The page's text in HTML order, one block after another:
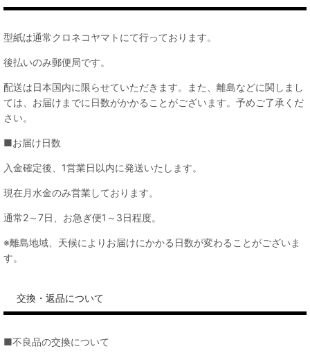
型紙は通常クロネコヤマトにて行っております。
後払いのみ郵便局です。
配送は日本国内に限らせていただきます。また、離島などに関しまし
ては、お届けまでに日数がかかることがございます。予めご了承くだ
さい。
■お届け日数
入金確定後、1営業日以内に発送いたします。
現在月水金のみ営業しております。
通常2～7日、お急ぎ便1～3日程度。
※離島地域、天候によりお届けにかかる日数が変わることがございま
す。
交換・返品について
■不良品の交換について